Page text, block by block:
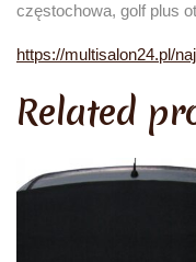
częstochowa, golf plus
https://multisalon24.pl/
Related